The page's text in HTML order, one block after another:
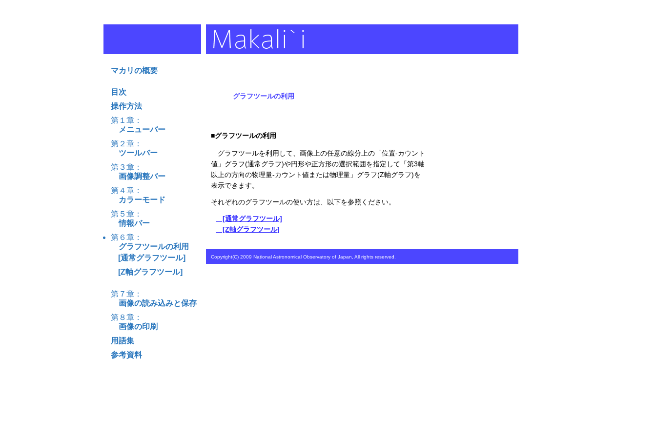
マカリの概要
目次
操作方法
第１章：
メニューバー
第２章：
ツールバー
第３章：
画像調整バー
第４章：
カラーモード
第５章：
情報バー
第６章：
グラフツールの利用
[通常グラフツール]
[Z軸グラフツール]
第７章：
画像の読み込みと保存
第８章：
画像の印刷
用語集
参考資料
グラフツールの利用
■グラフツールの利用
グラフツールを利用して、画像上の任意の線分上の「位置-カウント
値」グラフ(通常グラフ)や円形や正方形の選択範囲を指定して「第3軸
以上の方向の物理量-カウント値または物理量」グラフ(Z軸グラフ)を
表示できます。
それぞれのグラフツールの使い方は、以下を参照ください。
[通常グラフツール]
[Z軸グラフツール]
Copyright(C) 2009 National Astronomical Observatory of Japan, All rights reserved.